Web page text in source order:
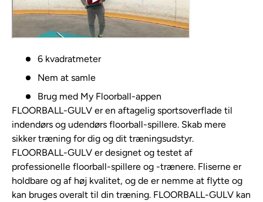
6 kvadratmeter
Nem at samle
Brug med My Floorball-appen
FLOORBALL-GULV er en aftagelig sportsoverflade til
indendørs og udendørs floorball-spillere. Skab mere
sikker træning for dig og dit træningsudstyr.
FLOORBALL-GULV er designet og testet af
professionelle floorball-spillere og -trænere. Fliserne er
holdbare og af høj kvalitet, og de er nemme at flytte og
kan bruges overalt til din træning. FLOORBALL-GULV kan